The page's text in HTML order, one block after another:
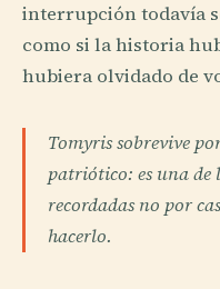
interrupción todavía
como si la historia
hubiera olvidado de
Tomyris sobrevive
patriótico: es una de
recordadas no por
hacerlo.